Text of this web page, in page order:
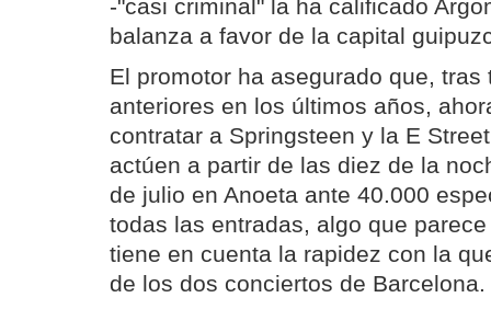
-"casi criminal" la ha calificado
balanza a favor de la capital
El promotor ha asegurado que, tras
anteriores en los últimos años,
contratar a Springsteen y la E
actúen a partir de las diez de la
de julio en Anoeta ante 40.000
todas las entradas, algo que
tiene en cuenta la rapidez con la
de los dos conciertos de Barcelona.